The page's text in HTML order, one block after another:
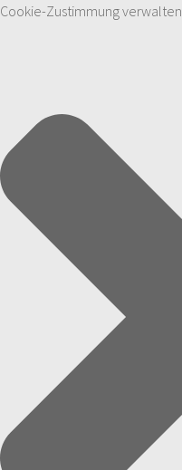
Cookie-Zustimmung verwalten